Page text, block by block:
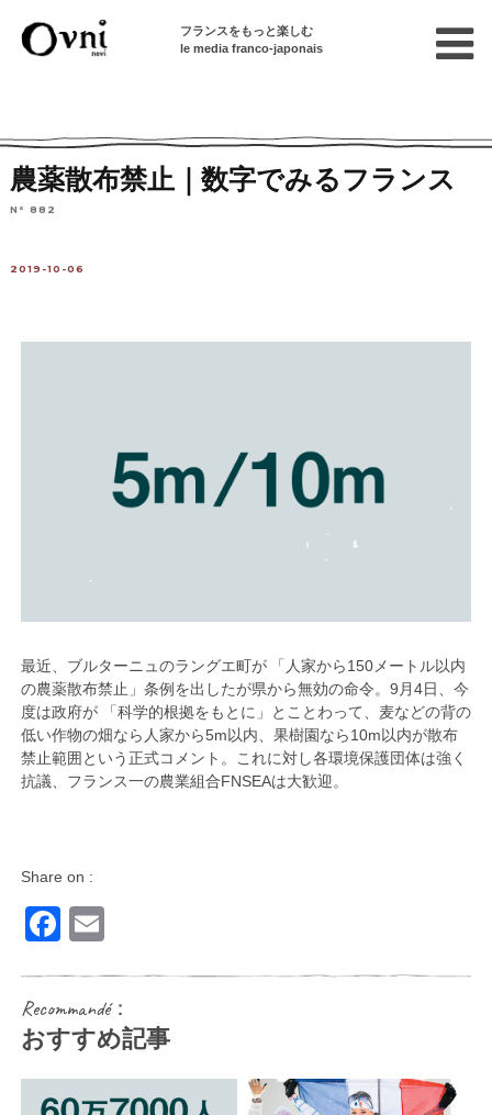
フランスをもっと楽しむ
le media franco-japonais
農薬散布禁止｜数字でみるフランス
N° 882
2019-10-06
最近、ブルターニュのラングエ町が 「人家から150メートル以内
の農薬散布禁止」条例を出したが県から無効の命令。9月4日、今
度は政府が 「科学的根拠をもとに」とことわって、麦などの背の
低い作物の畑なら人家から5m以内、果樹園なら10m以内が散布
禁止範囲という正式コメント。これに対し各環境保護団体は強く
抗議、フランス一の農業組合FNSEAは大歓迎。
Share on :
Facebook
Email
Recommandé：
おすすめ記事